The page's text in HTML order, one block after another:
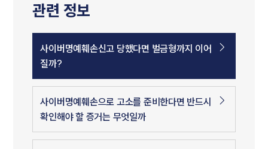
관련 정보
사이버명예훼손신고 당했다면 벌금형까지 이어
질까?
사이버명예훼손으로 고소를 준비한다면 반드시
확인해야 할 증거는 무엇일까